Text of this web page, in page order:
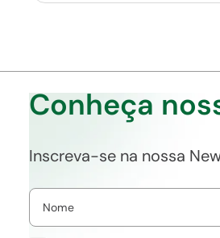
Conheça
Inscreva-se na nossa